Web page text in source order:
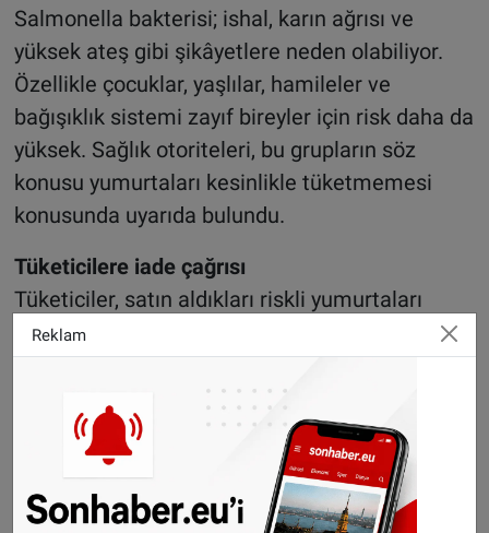
Salmonella bakterisi; ishal, karın ağrısı ve
yüksek ateş gibi şikâyetlere neden olabiliyor.
Özellikle çocuklar, yaşlılar, hamileler ve
bağışıklık sistemi zayıf bireyler için risk daha da
yüksek. Sağlık otoriteleri, bu grupların söz
konusu yumurtaları kesinlikle tüketmemesi
konusunda uyarıda bulundu.
Tüketicilere iade çağrısı
Tüketiciler, satın aldıkları riskli yumurtaları
marketlere iade ederek ücretlerini geri
alabilecek. Ayrıca yumurtaların temas ettiği
mutfak yüzeylerinin ve mutfak gereçlerinin
sıcak su ve dezenfektan ile temizlenmesi
tavsiye edildi.
“Hızlı önlem, olası krizden korudu”
Reklam